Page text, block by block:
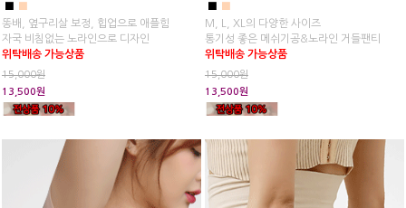
■ ■
똥배, 옆구리살 보정, 힙업으로 애플힘
자국 비침없는 노라인으로 디자인
위탁배송 가능상품
15,000원
13,500원
■ ■
M, L, XL의 다양한 사이즈
통기성 좋은 메쉬기공&노라인 거들팬티
위탁배송 가능상품
15,000원
13,500원